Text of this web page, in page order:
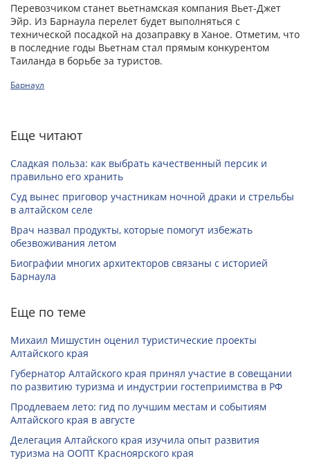
Перевозчиком станет вьетнамская компания Вьет-Джет
Эйр. Из Барнаула перелет будет выполняться с
технической посадкой на дозаправку в Ханое. Отметим, что
в последние годы Вьетнам стал прямым конкурентом
Таиланда в борьбе за туристов.
Барнаул
Еще читают
Сладкая польза: как выбрать качественный персик и
правильно его хранить
Суд вынес приговор участникам ночной драки и стрельбы
в алтайском селе
Врач назвал продукты, которые помогут избежать
обезвоживания летом
Биографии многих архитекторов связаны с историей
Барнаула
Еще по теме
Михаил Мишустин оценил туристические проекты
Алтайского края
Губернатор Алтайского края принял участие в совещании
по развитию туризма и индустрии гостеприимства в РФ
Продлеваем лето: гид по лучшим местам и событиям
Алтайского края в августе
Делегация Алтайского края изучила опыт развития
туризма на ООПТ Красноярского края